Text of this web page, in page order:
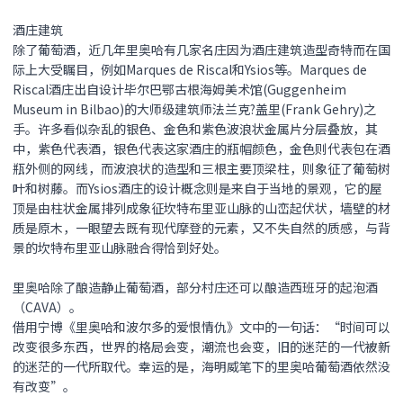
酒庄建筑
除了葡萄酒，近几年里奥哈有几家名庄因为酒庄建筑造型奇特而在国
际上大受瞩目，例如Marques de Riscal和Ysios等。Marques de
Riscal酒庄出自设计毕尔巴鄂古根海姆美术馆(Guggenheim
Museum in Bilbao)的大师级建筑师法兰克?盖里(Frank Gehry)之
手。许多看似杂乱的银色、金色和紫色波浪状金属片分层叠放，其
中，紫色代表酒，银色代表这家酒庄的瓶帽颜色，金色则代表包在酒
瓶外侧的网线，而波浪状的造型和三根主要顶梁柱，则象征了葡萄树
叶和树藤。而Ysios酒庄的设计概念则是来自于当地的景观，它的屋
顶是由柱状金属排列成象征坎特布里亚山脉的山峦起伏状，墙壁的材
质是原木，一眼望去既有现代摩登的元素，又不失自然的质感，与背
景的坎特布里亚山脉融合得恰到好处。
里奥哈除了酿造静止葡萄酒，部分村庄还可以酿造西班牙的起泡酒
（CAVA）。
借用宁博《里奥哈和波尔多的爱恨情仇》文中的一句话：“时间可以
改变很多东西，世界的格局会变，潮流也会变，旧的迷茫的一代被新
的迷茫的一代所取代。幸运的是，海明威笔下的里奥哈葡萄酒依然没
有改变”。